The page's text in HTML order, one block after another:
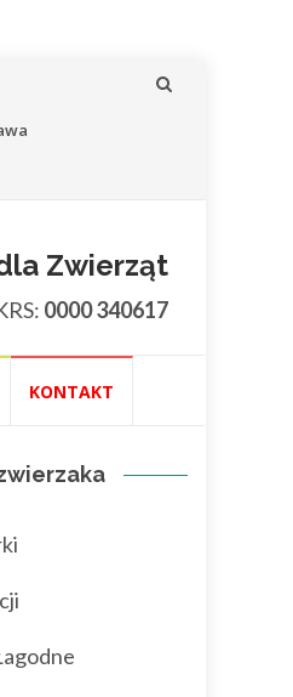
Zwierząt
0000 340617
KONTAKT